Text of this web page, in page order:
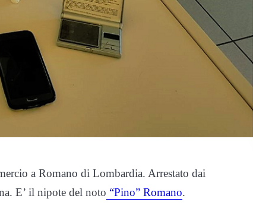
a Romano di Lombardia. Arrestato dai
E’ il nipote del noto “Pino” Romano.